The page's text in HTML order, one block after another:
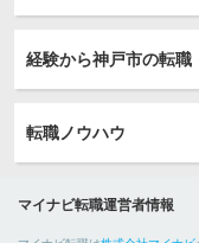
経験から神戸市の転職
転職ノウハウ
マイナビ転職運営者情報